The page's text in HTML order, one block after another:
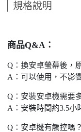
規格說明
商品Q&A：
Q：換安卓螢幕後，
A：可以使用，不影
Q：安裝安卓機需要
A：安裝時間約3.5小
Q：安卓機有觸控嗎？